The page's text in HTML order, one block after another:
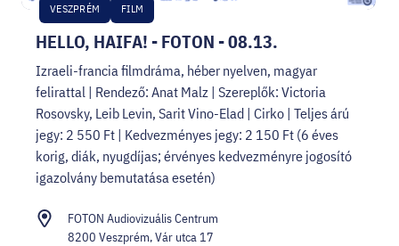
HELLO, HAIFA! - FOTON - 08.13.
VESZPRÉM FILM
Izraeli-francia filmdráma, héber nyelven, magyar
felirattal | Rendező: Anat Malz | Szereplők: Victoria
Rosovsky, Leib Levin, Sarit Vino-Elad | Cirko | Teljes árú
jegy: 2 550 Ft | Kedvezményes jegy: 2 150 Ft (6 éves
korig, diák, nyugdíjas; érvényes kedvezményre jogosító
igazolvány bemutatása esetén)
FOTON Audiovizuális Centrum
8200 Veszprém, Vár utca 17